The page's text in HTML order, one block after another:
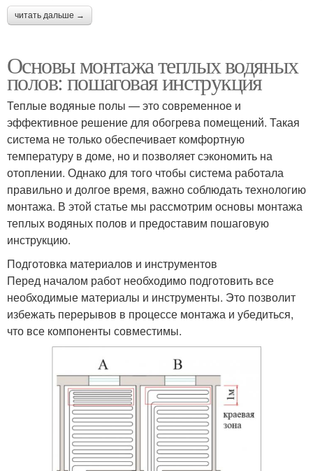
читать дальше →
Основы монтажа теплых водяных
полов: пошаговая инструкция
Теплые водяные полы — это современное и
эффективное решение для обогрева помещений. Такая
система не только обеспечивает комфортную
температуру в доме, но и позволяет сэкономить на
отоплении. Однако для того чтобы система работала
правильно и долгое время, важно соблюдать технологию
монтажа. В этой статье мы рассмотрим основы монтажа
теплых водяных полов и предоставим пошаговую
инструкцию.
Подготовка материалов и инструментов
Перед началом работ необходимо подготовить все
необходимые материалы и инструменты. Это позволит
избежать перерывов в процессе монтажа и убедиться,
что все компоненты совместимы.